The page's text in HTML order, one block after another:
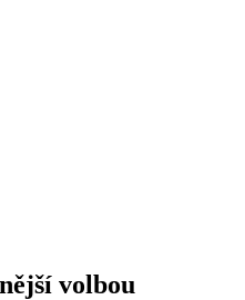
volbou